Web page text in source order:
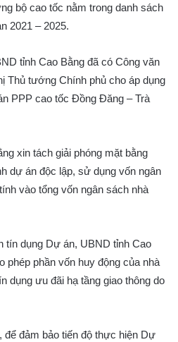
bộ cao tốc nằm trong danh sách
2021 – 2025.
tỉnh Cao Bằng đã có Công văn
Thủ tướng Chính phủ cho áp dụng
PPP cao tốc Đồng Đăng – Trà
xin tách giải phóng mặt bằng
dự án độc lập, sử dụng vốn ngân
vào tổng vốn ngân sách nhà
tín dụng Dự án, UBND tỉnh Cao
phép phần vốn huy động của nhà
dụng ưu đãi hạ tầng giao thông do
đảm bảo tiến độ thực hiện Dự